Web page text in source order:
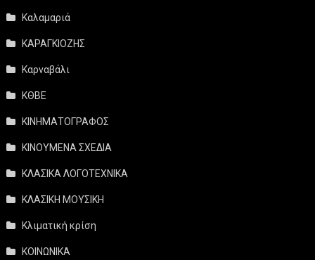
Καλαμαριά
ΚΑΡΑΓΚΙΟΖΗΣ
Καρναβάλι
ΚΘΒΕ
ΚΙΝΗΜΑΤΟΓΡΑΦΟΣ
ΚΙΝΟΥΜΕΝΑ ΣΧΕΔΙΑ
ΚΛΑΣΙΚΑ ΛΟΓΟΤΕΧΝΙΚΑ
ΚΛΑΣΙΚΗ ΜΟΥΣΙΚΗ
Κλιματική κρίση
ΚΟΙΝΩΝΙΚΑ